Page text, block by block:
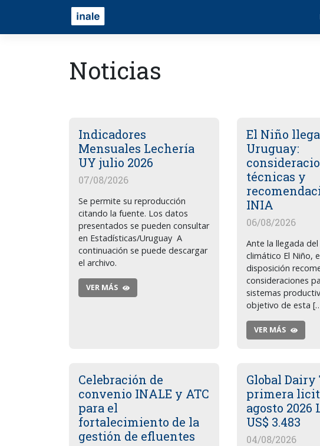
Noticias
Indicadores
Mensuales Lechería
UY julio 2026
07/08/2026
Se permite su reproducción
citando la fuente. Los datos
presentados se pueden consultar
en Estadísticas/Uruguay A
continuación se puede descargar
el archivo.
VER MÁS
El Niño
Uruguay:
técnicas y
INIA
06/08/2026
Ante la llegada
climático El Niño,
disposición
consideraciones
sistemas
objetivo de esta
VER MÁS
Celebración de
convenio INALE y ATC
para el
fortalecimiento de la
gestión de efluentes
Global Dairy
primera
agosto 2026
US$ 3.483
04/08/2026